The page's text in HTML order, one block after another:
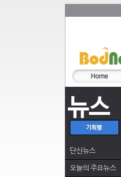
뉴스
단신뉴스
오늘의 주요뉴스